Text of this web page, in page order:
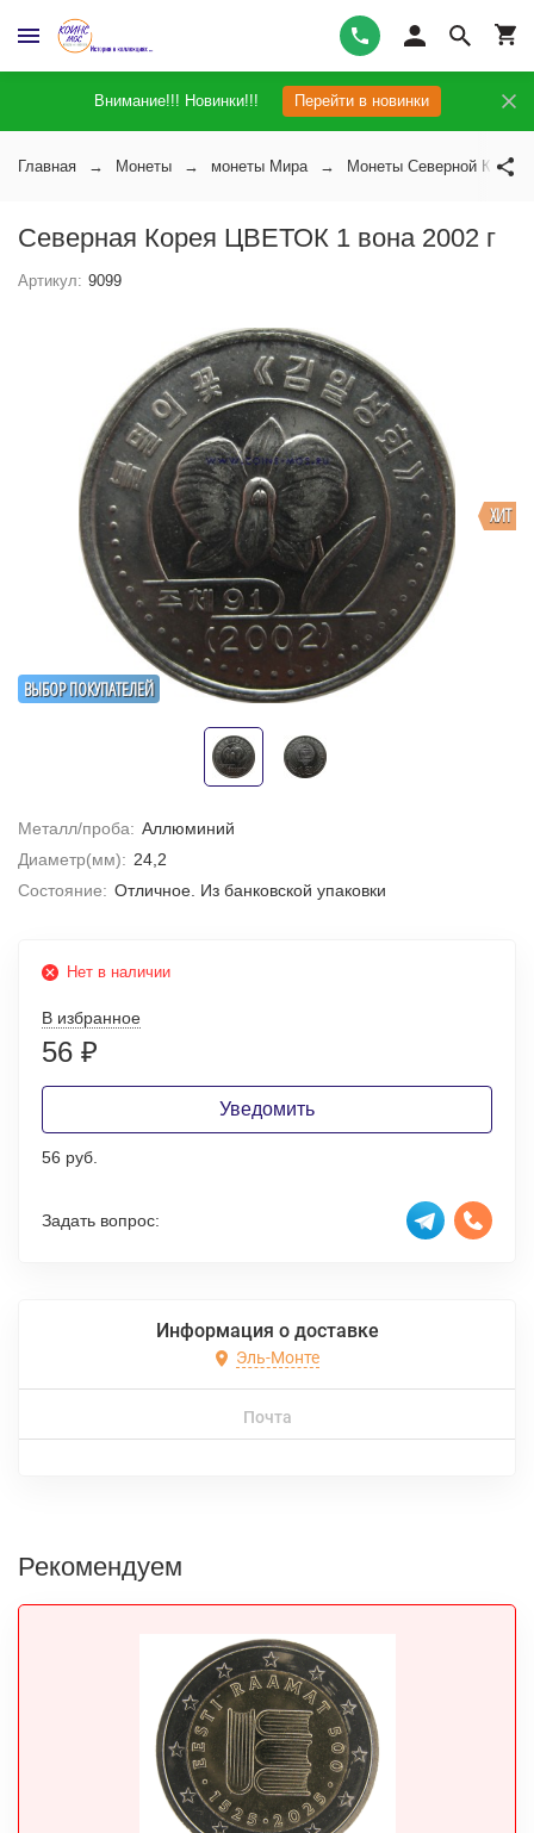
Внимание!!! Новинки!!! Перейти в новинки
Главная Монеты монеты Мира Монеты Северной Кореи
Северная Корея ЦВЕТОК 1 вона 2002 г
Артикул: 9099
ВЫБОР ПОКУПАТЕЛЕЙ
ХИТ
Металл/проба: Аллюминий
Диаметр(мм): 24,2
Состояние: Отличное. Из банковской упаковки
Нет в наличии
В избранное
56 ₽
Уведомить
56 руб.
Задать вопрос:
Информация о доставке
Эль-Монте
Почта
Рекомендуем